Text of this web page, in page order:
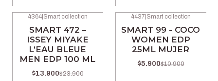
4364| Smart collection
SMART 472 –
ISSEY MIYAKE
L’EAU BLEUE
MEN EDP 100 ML
$13.900$23.900
4437| Smart collection
SMART 99 - COCO
WOMEN EDP
25ML MUJER
$5.900$10.900